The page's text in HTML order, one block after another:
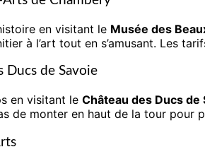
en visitant le Musée des
à l’art tout en s’amusant. Les
Ducs de Savoie
en visitant le Château des Ducs de
de monter en haut de la tour